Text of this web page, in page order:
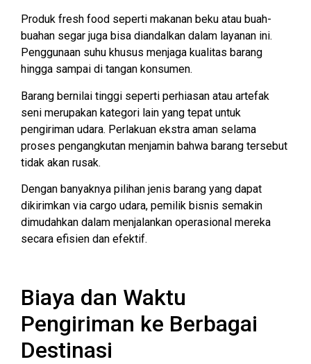
Produk fresh food seperti makanan beku atau buah-
buahan segar juga bisa diandalkan dalam layanan ini.
Penggunaan suhu khusus menjaga kualitas barang
hingga sampai di tangan konsumen.
Barang bernilai tinggi seperti perhiasan atau artefak
seni merupakan kategori lain yang tepat untuk
pengiriman udara. Perlakuan ekstra aman selama
proses pengangkutan menjamin bahwa barang tersebut
tidak akan rusak.
Dengan banyaknya pilihan jenis barang yang dapat
dikirimkan via cargo udara, pemilik bisnis semakin
dimudahkan dalam menjalankan operasional mereka
secara efisien dan efektif.
Biaya dan Waktu
Pengiriman ke Berbagai
Destinasi